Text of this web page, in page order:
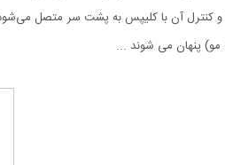
و کنترل آن با کلیپس به پشت سر متصل
پنهان می شوند ...